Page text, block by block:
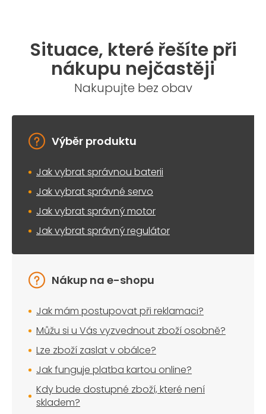
Situace, které řešíte při
nákupu nejčastěji
Nakupujte bez obav
Výběr produktu
Jak vybrat správnou baterii
Jak vybrat správné servo
Jak vybrat správný motor
Jak vybrat správný regulátor
Nákup na e-shopu
Jak mám postupovat při reklamaci?
Můžu si u Vás vyzvednout zboží osobně?
Lze zboží zaslat v obálce?
Jak funguje platba kartou online?
Kdy bude dostupné zboží, které není
skladem?